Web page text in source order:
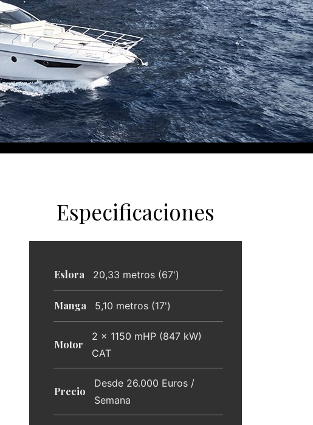
Especificaciones
Eslora 20,33 metros (67')
Manga 5,10 metros (17')
Motor
2 x 1150 mHP (847 kW)
CAT
Precio
Desde 26.000 Euros /
Semana